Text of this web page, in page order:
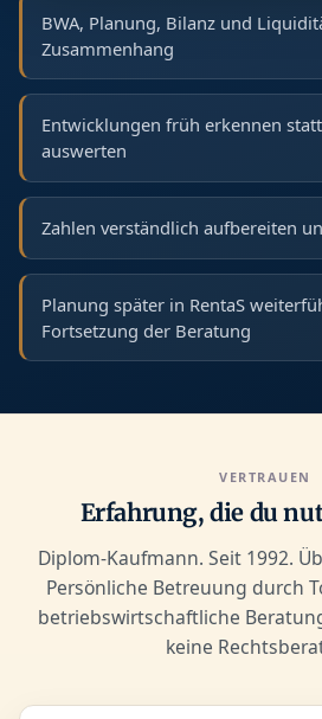
BWA, Planung, Bilanz und
Zusammenhang
Entwicklungen früh erkennen
auswerten
Zahlen verständlich aufbereiten
Planung später in RentaS
Fortsetzung der Beratung
VERTRAUEN
Erfahrung, die du
Diplom-Kaufmann. Seit 1992.
Persönliche Betreuung durch
betriebswirtschaftliche
keine